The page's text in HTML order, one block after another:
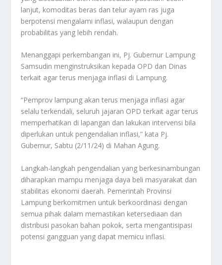
lanjut, komoditas beras dan telur ayam ras juga
berpotensi mengalami inflasi, walaupun dengan
probabilitas yang lebih rendah.
Menanggapi perkembangan ini, Pj. Gubernur Lampung
Samsudin menginstruksikan kepada OPD dan Dinas
terkait agar terus menjaga inflasi di Lampung.
“Pemprov lampung akan terus menjaga inflasi agar
selalu terkendali, seluruh jajaran OPD terkait agar terus
memperhatikan di lapangan dan lakukan intervensi bila
diperlukan untuk pengendalian inflasi,” kata Pj.
Gubernur, Sabtu (2/11/24) di Mahan Agung.
Langkah-langkah pengendalian yang berkesinambungan
diharapkan mampu menjaga daya beli masyarakat dan
stabilitas ekonomi daerah. Pemerintah Provinsi
Lampung berkomitmen untuk berkoordinasi dengan
semua pihak dalam memastikan ketersediaan dan
distribusi pasokan bahan pokok, serta mengantisipasi
potensi gangguan yang dapat memicu inflasi.